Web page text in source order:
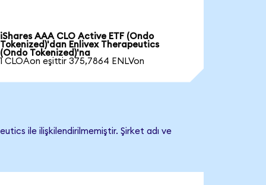
iShares AAA CLO Active ETF (Ondo
Tokenized)'dan Enlivex Therapeutics
(Ondo Tokenized)'na
1 CLOAon eşittir 375,7864 ENLVon
ile ilişkilendirilmemiştir. Şirket adı ve